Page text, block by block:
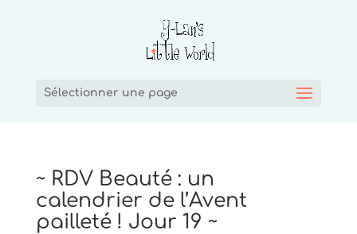
Sélectionner une page
~ RDV Beauté : un
calendrier de l’Avent
pailleté ! Jour 19 ~